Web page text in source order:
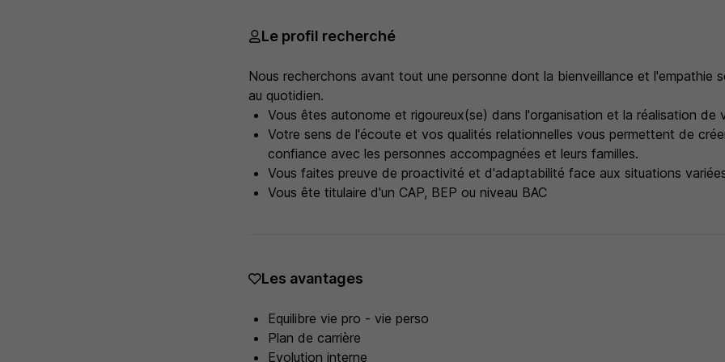
Le profil recherché
Nous recherchons avant tout une personne dont la bienveillance et l'empathie
au quotidien.
Vous êtes autonome et rigoureux(se) dans l'organisation et la réalisation de
Votre sens de l'écoute et vos qualités relationnelles vous permettent de
confiance avec les personnes accompagnées et leurs familles.
Vous faites preuve de proactivité et d'adaptabilité face aux situations
Vous ête titulaire d'un CAP, BEP ou niveau BAC
Les avantages
Equilibre vie pro - vie perso
Plan de carrière
Evolution interne